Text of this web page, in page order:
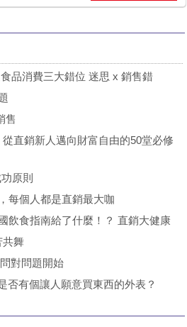
〈產品線上〉營養保健食品消費三大錯位 迷思 x 銷售錯
售
直銷新人邁向財富自由的50堂必修
原則
每個人都是直銷最大咖
2025～2030美國飲食指南給了什麼！？ 直銷大健康
共舞
對問題開始
否有個讓人願意買東西的外表？